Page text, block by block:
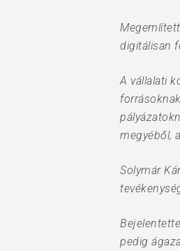
digitálisan
A vállalati
megyéből,
Solymár
pedig